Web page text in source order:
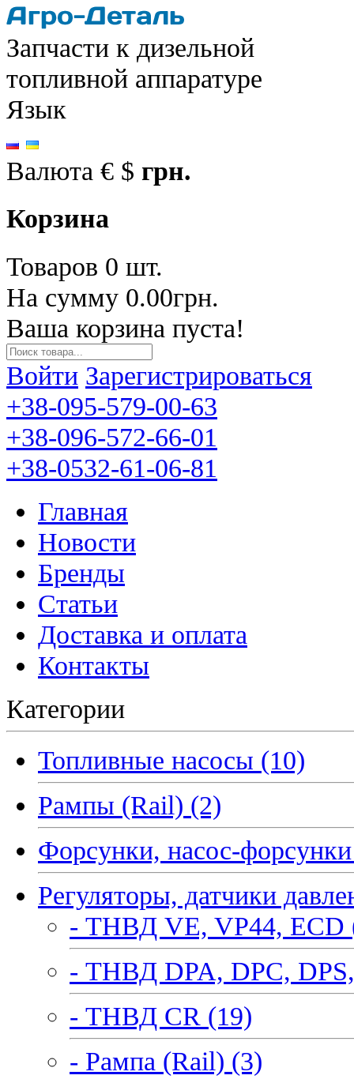
Запчасти к дизельной
топливной аппаратуре
Язык
Валюта € $ грн.
Корзина
Товаров 0 шт.
На сумму 0.00грн.
Ваша корзина пуста!
Войти Зарегистрироваться
+38-095-579-00-63
+38-096-572-66-01
+38-0532-61-06-81
Главная
Новости
Бренды
Статьи
Доставка и оплата
Контакты
Категории
Топливные насосы (10)
Рампы (Rail) (2)
Форсунки, насос-
Регуляторы, датчики
- ТНВД VE, VP44, ECD
- ТНВД DPA, DPC,
- ТНВД CR (19)
- Рампа (Rail) (3)